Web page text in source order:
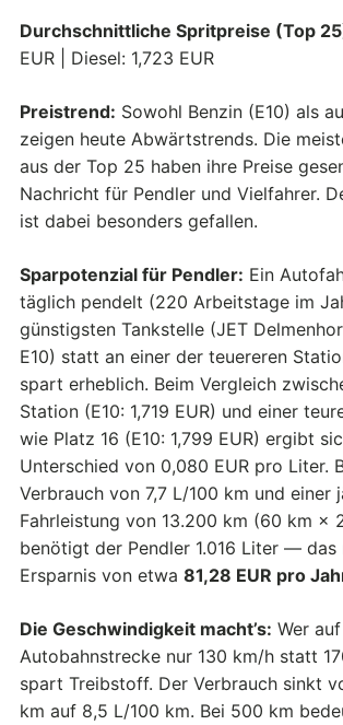
Durchschnittliche Spritpreise (Top
EUR | Diesel: 1,723 EUR
Preistrend: Sowohl Benzin (E10) als
zeigen heute Abwärtstrends. Die
aus der Top 25 haben ihre Preise
Nachricht für Pendler und Vielfahrer.
ist dabei besonders gefallen.
Sparpotenzial für Pendler: Ein
täglich pendelt (220 Arbeitstage im
günstigsten Tankstelle (JET
E10) statt an einer der teuereren
spart erheblich. Beim Vergleich
Station (E10: 1,719 EUR) und einer
wie Platz 16 (E10: 1,799 EUR) ergibt
Unterschied von 0,080 EUR pro Liter.
Verbrauch von 7,7 L/100 km und einer
Fahrleistung von 13.200 km (60 km ×
benötigt der Pendler 1.016 Liter — das
Ersparnis von etwa 81,28 EUR pro
Die Geschwindigkeit macht’s: Wer
Autobahnstrecke nur 130 km/h statt
spart Treibstoff. Der Verbrauch sinkt
km auf 8,5 L/100 km. Bei 500 km